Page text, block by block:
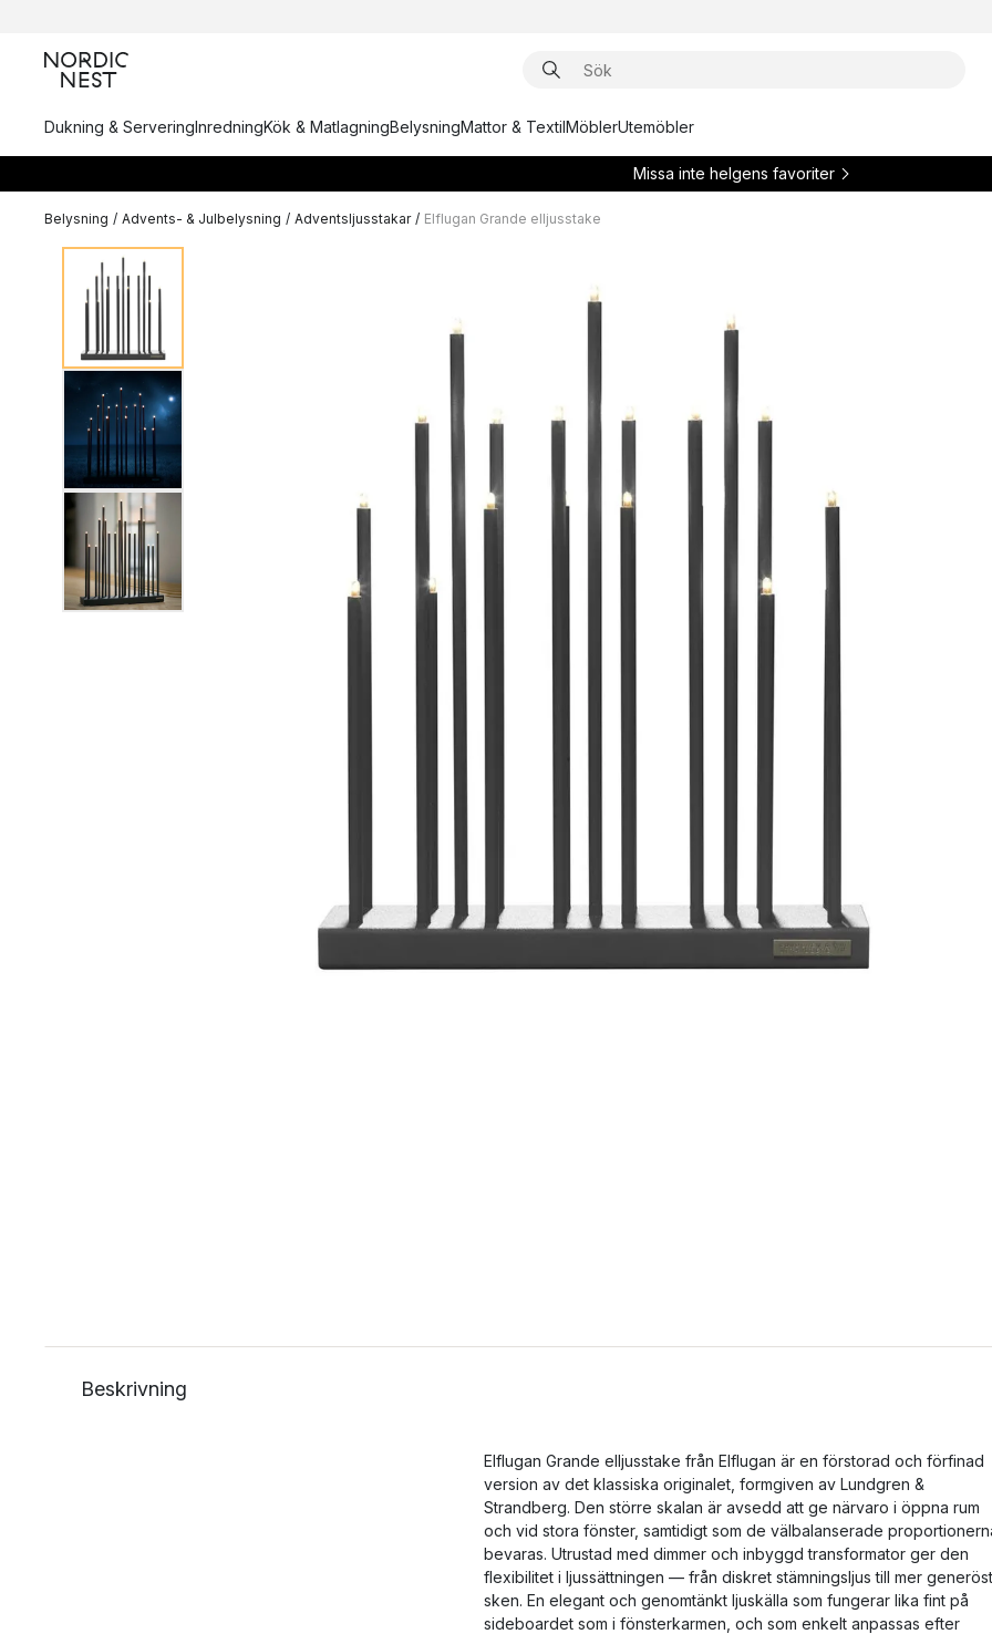
Dukning & ServeringInredningKök & MatlagningBelysningMattor & TextilMöblerUtemöbler
Missa inte helgens favoriter
Belysning / Advents- & Julbelysning / Adventsljusstakar / Elflugan Grande elljusstake
Beskrivning
Elflugan Grande elljusstake från Elflugan är en förstorad och förfinad
version av det klassiska originalet, formgiven av Lundgren &
Strandberg. Den större skalan är avsedd att ge närvaro i öppna rum
och vid stora fönster, samtidigt som de välbalanserade
bevaras. Utrustad med dimmer och inbyggd transformator ger den
flexibilitet i ljussättningen — från diskret stämningsljus till mer generöst
sken. En elegant och genomtänkt ljuskälla som fungerar lika fint på
sideboardet som i fönsterkarmen, och som enkelt anpassas efter